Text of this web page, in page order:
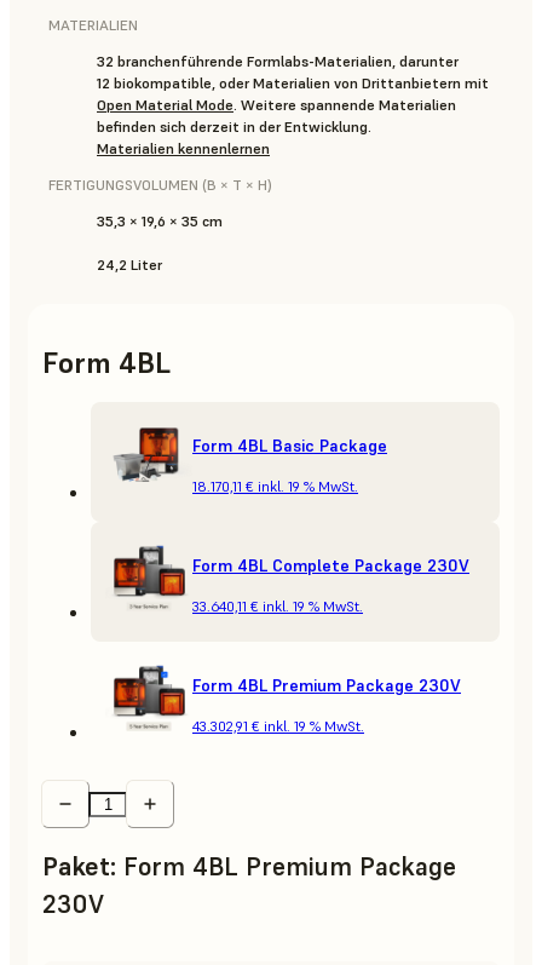
MATERIALIEN
32 branchenführende Formlabs-Materialien, darunter
12 biokompatible, oder Materialien von Drittanbietern mit
Open Material Mode. Weitere spannende Materialien
befinden sich derzeit in der Entwicklung.
Materialien kennenlernen
FERTIGUNGSVOLUMEN (B × T × H)
35,3 × 19,6 × 35 cm
24,2 Liter
Form 4BL
Form 4BL Basic Package
18.170,11 € inkl. 19 % MwSt.
Form 4BL Complete Package 230V
33.640,11 € inkl. 19 % MwSt.
Form 4BL Premium Package 230V
43.302,91 € inkl. 19 % MwSt.
Paket: Form 4BL Premium Package
230V